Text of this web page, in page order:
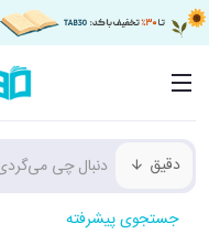
دقیق
جستجوی پیشرفته